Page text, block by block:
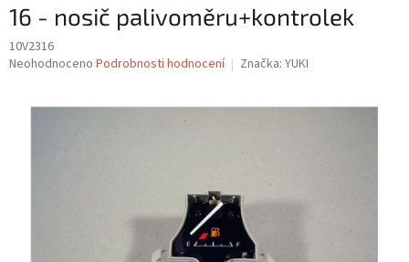
16 - nosič palivoměru+kontrolek
10V2316
Průměrné
Neohodnoceno Podrobnosti hodnocení Značka: YUKI